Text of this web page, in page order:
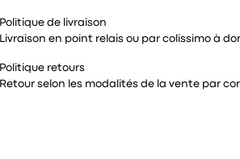
Politique de livraison
Livraison en point relais ou par colissimo à
Politique retours
Retour selon les modalités de la vente par